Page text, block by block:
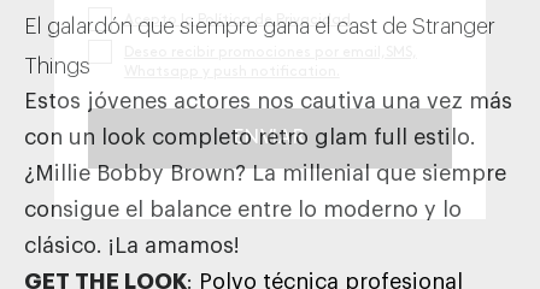
El galardón que siempre gana el cast de Stranger
Things
Estos jóvenes actores nos cautiva una vez más
con un look completo retro glam full estilo.
¿Millie Bobby Brown? La millenial que siempre
consigue el balance entre lo moderno y lo
clásico. ¡La amamos!
GET THE LOOK: Polvo técnica profesional